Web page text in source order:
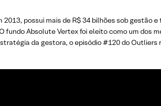
possui mais de R$ 34 bilhões sob gestão
fundo Absolute Vertex foi eleito como um dos
da gestora, o episódio #120 do Outliers